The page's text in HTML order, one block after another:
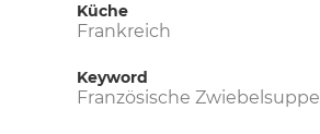
Küche
Frankreich
Keyword
Französische Zwiebelsuppe